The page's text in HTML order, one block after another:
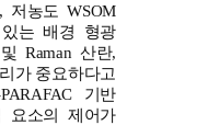
저농도 WSOM
는 배경 형광
Raman 산란,
가 중요하다고
기반
요소의 제어가